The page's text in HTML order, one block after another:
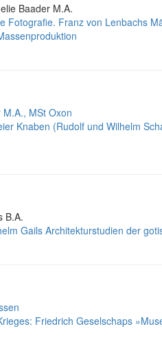
Baader M.A.
Fotografie. Franz von Lenbachs
M.A., MSt Oxon
Knaben (Rudolf und Wilhelm
B.A.
Gails Architekturstudien der
Friedrich Geselschaps